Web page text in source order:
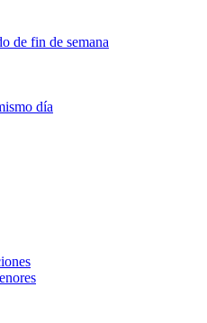
de fin de semana
día